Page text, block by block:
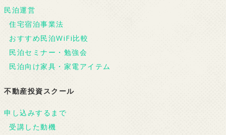
民泊運営
住宅宿泊事業法
おすすめ民泊WiFi比較
民泊セミナー・勉強会
民泊向け家具・家電アイテム
不動産投資スクール
申し込みするまで
受講した動機